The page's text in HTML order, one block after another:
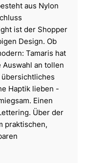
aus Nylon
ist der Shopper
Design. Ob
Tamaris hat
an tollen
Haptik lieben -
Einen
Über der
praktischen,